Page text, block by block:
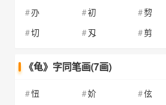
刅
初 剓
切
刄 剪
《龟》字同笔画(7画)
忸 妎 伭